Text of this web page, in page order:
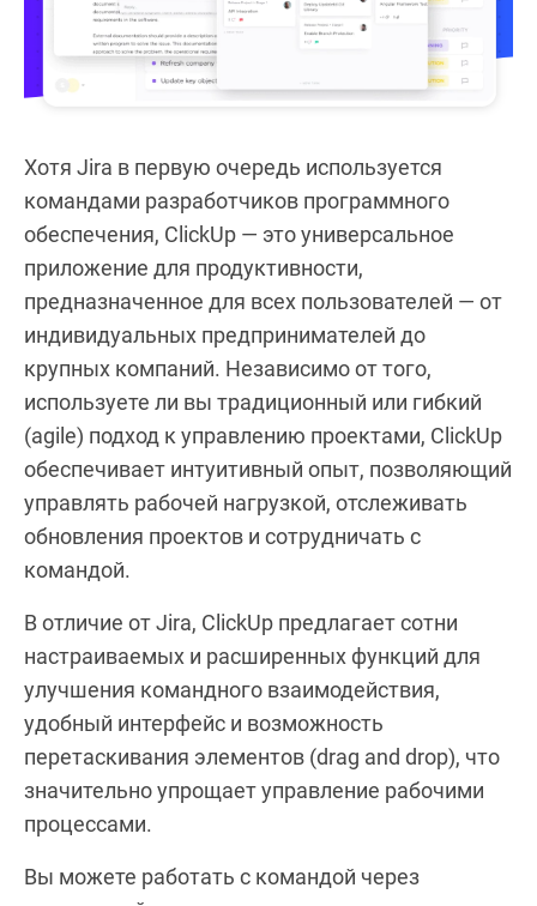
Хотя Jira в первую очередь используется
командами разработчиков программного
обеспечения, ClickUp — это универсальное
приложение для продуктивности,
предназначенное для всех пользователей — от
индивидуальных предпринимателей до
крупных компаний. Независимо от того,
используете ли вы традиционный или гибкий
(agile) подход к управлению проектами, ClickUp
обеспечивает интуитивный опыт, позволяющий
управлять рабочей нагрузкой, отслеживать
обновления проектов и сотрудничать с
командой.
В отличие от Jira, ClickUp предлагает сотни
настраиваемых и расширенных функций для
улучшения командного взаимодействия,
удобный интерфейс и возможность
перетаскивания элементов (drag and drop), что
значительно упрощает управление рабочими
процессами.
Вы можете работать с командой через